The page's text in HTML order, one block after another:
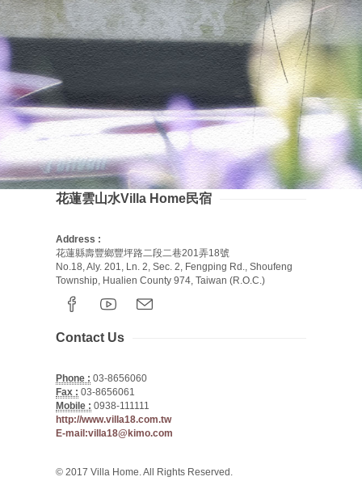
花蓮雲山水Villa Home民宿
Address :
花蓮縣壽豐鄉豐坪路二段二巷201弄18號
No.18, Aly. 201, Ln. 2, Sec. 2, Fengping Rd., Shoufeng
Township, Hualien County 974, Taiwan (R.O.C.)
Contact Us
Phone : 03-8656060
Fax : 03-8656061
Mobile : 0938-111111
http://www.villa18.com.tw
E-mail:villa18@kimo.com
© 2017 Villa Home. All Rights Reserved.